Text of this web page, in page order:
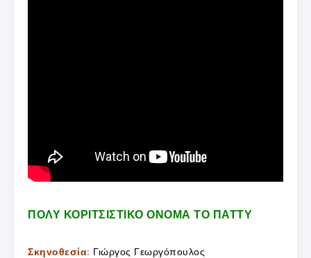
ΠΟΛΥ ΚΟΡΙΤΣΙΣΤΙΚΟ ΟΝΟΜΑ ΤΟ ΠΑΤΤΥ
Σκηνοθεσία: Γιώργος Γεωργόπουλος